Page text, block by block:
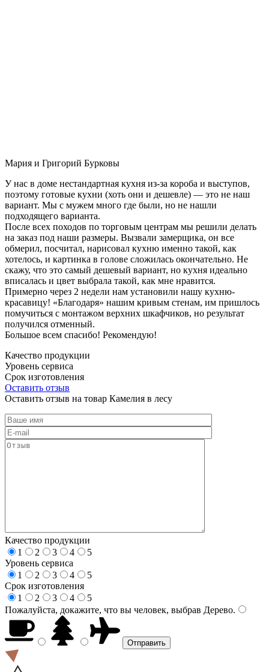
Мария и Григорий Бурковы
У нас в доме нестандартная кухня из-за короба и выступов,
поэтому готовые кухни (хоть они и дешевле) — это не наш
вариант. Мы с мужем много где были, но не нашли
подходящего варианта.
После всех походов по торговым центрам мы решили делать
на заказ под наши размеры. Вызвали замерщика, он все
обмерил, посчитал, нарисовал кухню именно такой, как
хотелось, и картинка в голове сложилась окончательно. Не
скажу, что это самый дешевый вариант, но кухня идеально
вписалась и цвет выбрала такой, как мне нравится.
Примерно через 2 недели нам установили нашу кухню-
красавицу! «Благодаря» нашим кривым стенам, им пришлось
помучиться с монтажом верхних шкафчиков, но результат
получился отменный.
Большое всем спасибо! Рекомендую!
Качество продукции
Уровень сервиса
Срок изготовления
Оставить отзыв
Оставить отзыв на товар Камелия в лесу
Качество продукции
1
2 3 4
5
Уровень сервиса
1
2 3 4
5
Срок изготовления
1
2 3 4
5
Пожалуйста, докажите, что вы человек, выбрав Дерево.